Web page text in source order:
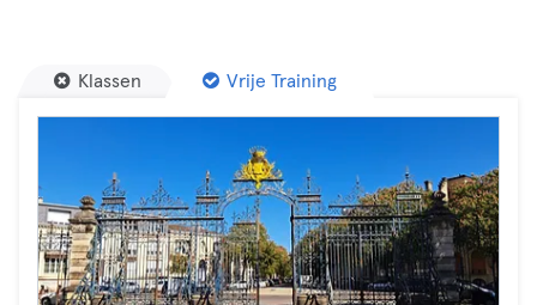
Klassen Vrije Training